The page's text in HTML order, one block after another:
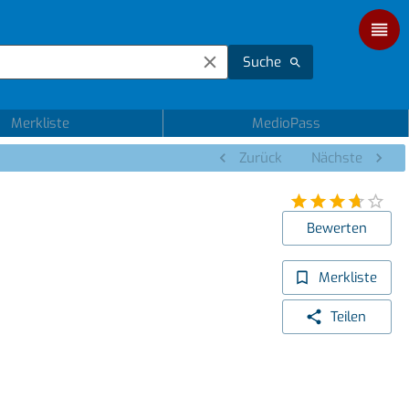
Suche
Merkliste
MedioPass
Zurück Nächste
Bewerten
Merkliste
Teilen